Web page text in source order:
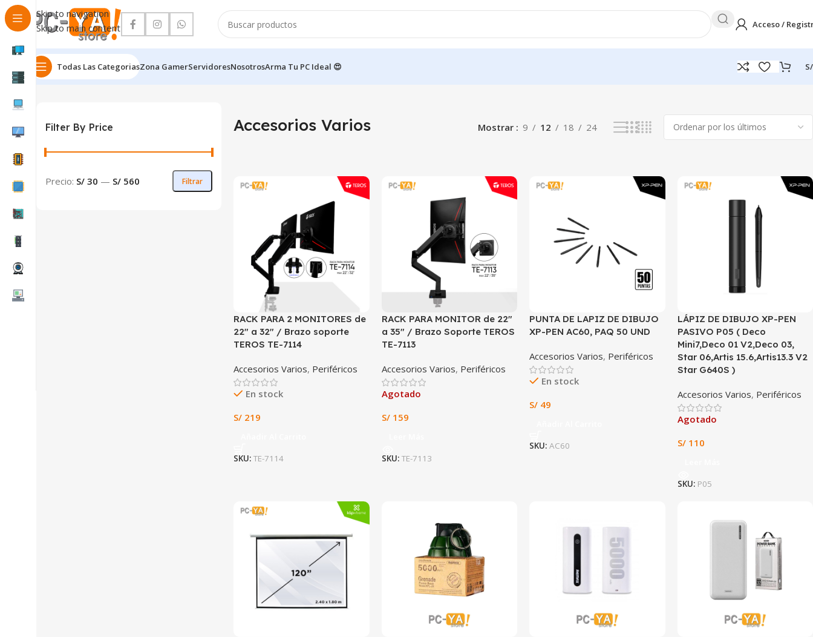
Skip to navigation
Skip to main content
Acceso /
Todas Las CategoriasZona GamerServidoresNosotrosArma Tu PC Ideal 😍 S/
Inicio Accesorios Varios
Filter By Price
Filtrar
Precio: S/ 30 — S/ 560
Accesorios Varios Mostrar 9 12 18 24
RACK PARA 2 MONITORES de
22″ a 32″ / Brazo soporte
TEROS TE-7114
Accesorios Varios, Periféricos
En stock
S/ 219
SKU: TE-7114
RACK PARA MONITOR de 22″
a 35″ / Brazo Soporte TEROS
TE-7113
Accesorios Varios, Periféricos
Agotado
S/159
SKU: TE-7113
PUNTA DE LAPIZ DE DIBUJO
XP-PEN AC60, PAQ 50 UND
Accesorios Varios, Periféricos
En stock
S/ 49
SKU: AC60
LÁPIZ DE DIBUJO XP-PEN
PASIVO P05 ( Deco
Mini7,Deco 01 V2,Deco 03,
Star 06,Artis 15.6,Artis13.3 V2
Star G640S )
Accesorios Varios, Periféricos
Agotado
S/110
SKU: P05